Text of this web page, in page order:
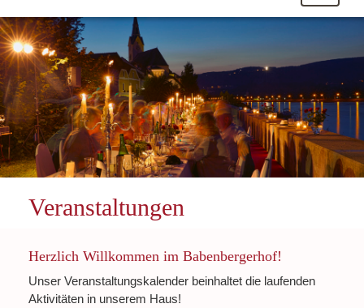
Veranstaltungen
Herzlich Willkommen im Babenbergerhof!
Unser Veranstaltungskalender beinhaltet die laufenden
Aktivitäten in unserem Haus!